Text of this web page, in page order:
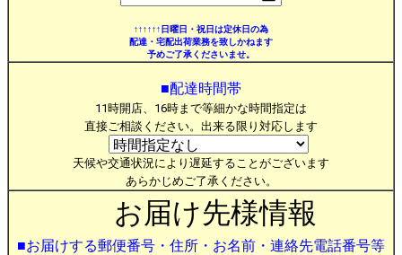
↑↑↑↑↑↑日曜日・祝日は定休日の為
配達・宅配出荷業務を致しかねます
予めご了承くださいませ。
■配達時間帯
11時開店、16時まで等細かな時間指定は
直接ご相談ください。出来る限り対応します
天候や交通状況により遅延することがございます
あらかじめご了承ください。
お届け先様情報
■お届けする郵便番号・住所・お名前・連絡先電話番号等